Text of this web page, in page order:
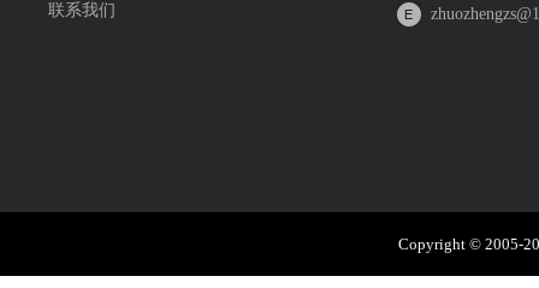
联系我们
Copyright © 2005-